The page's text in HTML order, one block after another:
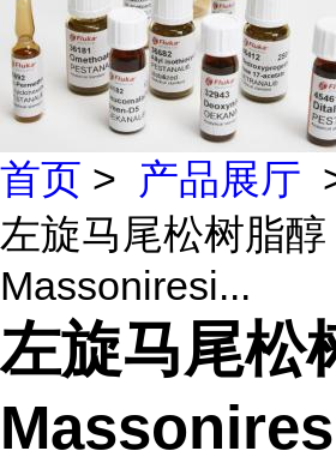
首页 > 产品展厅
左旋马尾松树脂醇
Massoniresi...
左旋马尾松